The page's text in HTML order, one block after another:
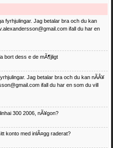
fyrhjulingar. Jag betalar bra och du kan
hv.alexandersson@gmail.com ifall du har en
bort dess e de mÃ¶jligt
Jag betalar bra och du kan nÃÂ¥
ifall du har en som du vill
300 2006, nÃ¥gon?
konto med inlÃ¤gg raderat?